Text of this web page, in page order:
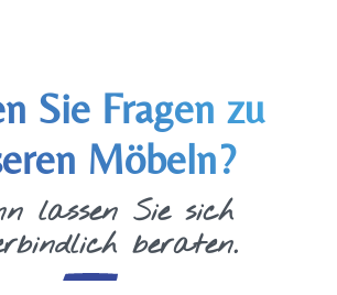
Sie Fragen zu
Möbeln?
lassen Sie sich
beraten.